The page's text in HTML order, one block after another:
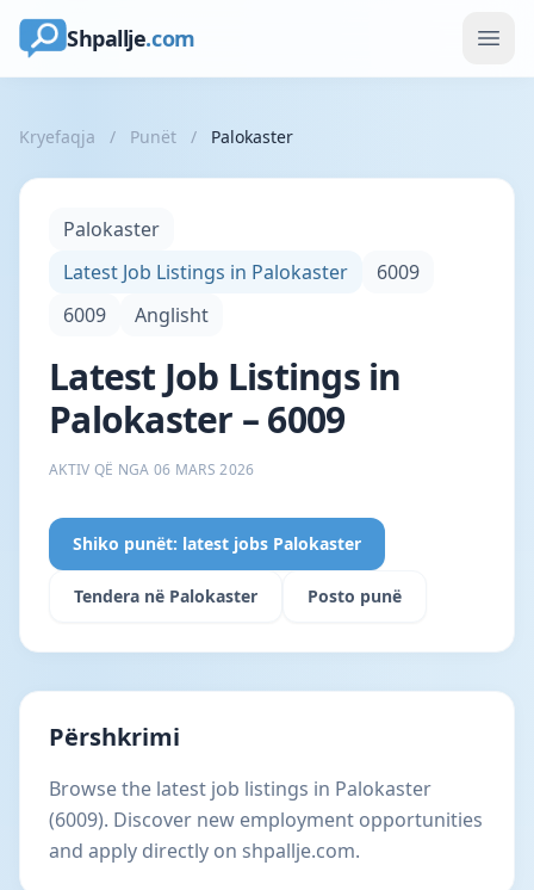
Shpallje.com
Kryefaqja / Punët / Palokaster
Palokaster
Latest Job Listings in Palokaster
6009
6009
Anglisht
Latest Job Listings in
Palokaster – 6009
AKTIV QË NGA 06 MARS 2026
Shiko punët: latest jobs Palokaster
Tendera në Palokaster Posto punë
Përshkrimi
Browse the latest job listings in Palokaster
(6009). Discover new employment opportunities
and apply directly on shpallje.com.